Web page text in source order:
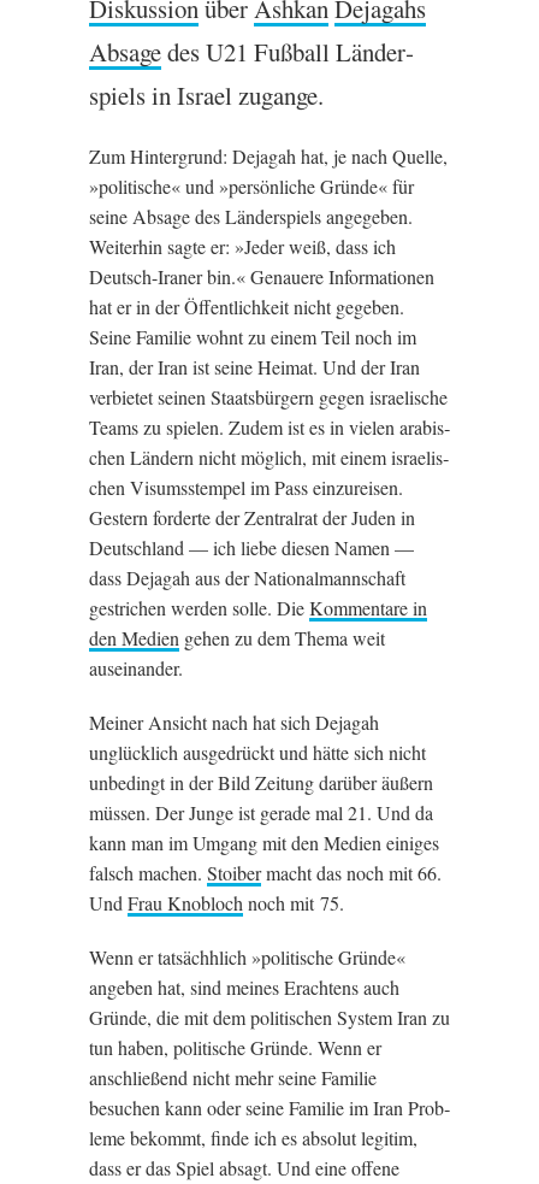
Diskus­sionüberAshkanDejagahs
AbsagedesU21 Fußball Länder­
spiels in Israel zugange.
Zum Hin­ter­grund: Dejagah hat, je nach Quelle,
»polit­ische« und »per­sön­liche Gründe« für
seine Absage des Länder­spiels angegeben.
Weit­er­hin sagte er: »Jeder weiß, dass ich
Deutsch-Iran­er bin.« Genauere Inform­a­tion­en
hat er in der Öffent­lich­keit nicht gegeben.
Seine Fam­ilie wohnt zu einem Teil noch im
Iran, der Iran ist seine Heimat. Und der Iran
ver­bi­etet sein­en Staats­bür­gern gegen israel­is­che
Teams zu spielen. Zudem ist es in vielen arabis­
chen Ländern nicht mög­lich, mit einem israel­is­
chen Visumsstem­pel im Pass ein­zureis­en.
Gestern forderte der Zen­t­ralrat der Juden in
Deutsch­land — ich liebe diesen Namen —
dass Dejagah aus der Nation­al­mannschaft
gestrichen wer­den solle. DieKom­ment­are in
den Medi­en gehen zu dem Thema weit
auseinander.
Mein­er Ansicht nach hat sich Dejagah
unglück­lich aus­gedrückt und hätte sich nicht
unbedingt in der Bild Zei­tung darüber äußern
müssen. Der Junge ist gerade mal 21. Und da
kann man im Umgang mit den Medi­en ein­iges
falsch machen. Stoibermacht das noch mit 66.
Und Frau Knobloch noch mit 75.
Wenn er tat­säch­h­lich »polit­ische Gründe«
angeben hat, sind meines Eracht­ens auch
Gründe, die mit dem polit­ischen Sys­tem Iran zu
tun haben, polit­ische Gründe. Wenn er
anschließend nicht mehr seine Fam­ilie
besuchen kann oder seine Fam­ilie im Iran Prob­
leme bekom­mt, finde ich es abso­lut legit­im,
dass er das Spiel absagt. Und eine offene